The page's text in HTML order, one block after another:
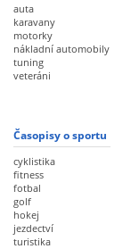
auta
karavany
motorky
nákladní automobily
tuning
veteráni
Časopisy o sportu
cyklistika
fitness
fotbal
golf
hokej
jezdectví
turistika